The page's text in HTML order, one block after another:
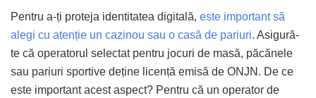
Pentru a-ți proteja identitatea digitală, este important să
alegi cu atenție un cazinou sau o casă de pariuri. Asigură-
te că operatorul selectat pentru jocuri de masă, păcănele
sau pariuri sportive deține licență emisă de ONJN. De ce
este important acest aspect? Pentru că un operator de